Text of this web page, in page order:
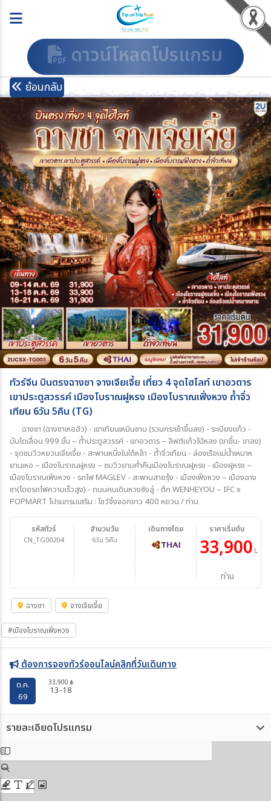
ดาวน์โหลดโปรแกรม
ย้อนกลับ
ทัวร์จีน บินตรงฉางซา จางเจียเจี้ย เที่ยว 4 จุดไฮไลท์ เขาอวตาร
เขาประตูสวรรค์ เมืองโบราณฝูหรง เมืองโบราณเฟิ่งหวง ถ้ำจิ่ว
เทียน 6วัน 5คืน (TG)
ฉางซา (ฉางซาเหอฮัว) - เขาเทียนเหมินซาน (รวมกระเช้าขึ้นลง) - ระเบียงแก้ว -
บันไดเลื่อน 999 ขั้น – ถ้ำประตูสวรรค์ - เขาอวตาร – ลิฟต์แก้วไป่หลง (ขาขึ้น- ขาลง)
- จุดชมวิวหยวนเจียเจี้ย - สะพานหนึ่งในใต้หล้า - ถ้ำจิ่วเทียน - ล่องเรือแม่น้ำเหมาห
ยานเหอ – เมืองโบราณฝูหรง – ชมวิวยามค่ำคืนเมืองโบราณฝูหรง - เมืองฝูหรง –
เมืองโบราณเฟิ่งหวง - รถไฟ MAGLEV - สะพานสายรุ้ง - เมืองเฟิ่งหวง – เมืองฉาง
ซา(โดยรถไฟความเร็วสูง) - ถนนคนเดินหวงซิงลู่ - ตึก WENHEYOU – IFC x
POPMART โปรแกรมเสริม : โชว์จิ้งจอกขาว 400 หยวน / ท่าน
รหัสทัวร์
CN_TG00204
จำนวนวัน
6วัน 5คืน
ราคาเริ่มต้น
33,900บาท/
ท่าน
เดินทางโดย
ฉางชา จางเจียเจี้ย
#เมืองโบราณเฟิ่งหวง
ต้องการจองทัวร์ออนไลน์คลิกที่วันเดินทาง
ต.ค.
69
33,900 ฿
13-18
รายละเอียดโปรแกรม